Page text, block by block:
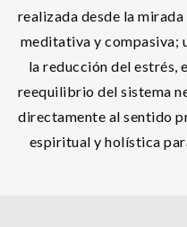
realizada desde la
meditativa y compasiva;
la reducción del estrés,
reequilibrio del sistema
directamente al sentido
espiritual y holística